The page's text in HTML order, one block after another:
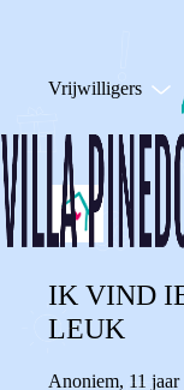
Vrijwilligers
IK VIND
LEUK
Anoniem, 11 jaar